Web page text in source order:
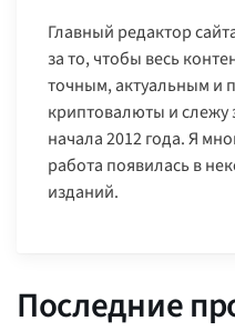
Главный редактор
за то, чтобы весь
точным, актуальным и
криптовалюты и слежу
начала 2012 года. Я
работа появилась в
изданий.
Последние